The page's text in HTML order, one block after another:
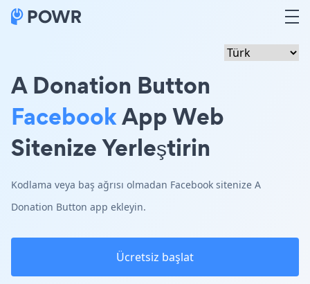
A Donation Button
FacebookApp Web
Sitenize Yerleştirin
Kodlama veya baş ağrısı olmadan Facebook sitenize A
Donation Button app ekleyin.
Ücretsiz başlat